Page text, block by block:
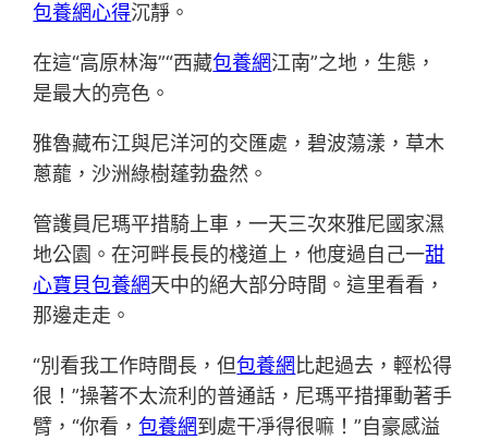
包養網心得沉靜。
在這“高原林海”“西藏包養網江南”之地，生態，
是最大的亮色。
雅魯藏布江與尼洋河的交匯處，碧波蕩漾，草木
蔥蘢，沙洲綠樹蓬勃盎然。
管護員尼瑪平措騎上車，一天三次來雅尼國家濕
地公園。在河畔長長的棧道上，他度過自己一甜
心寶貝包養網天中的絕大部分時間。這里看看，
那邊走走。
“別看我工作時間長，但包養網比起過去，輕松得
很！”操著不太流利的普通話，尼瑪平措揮動著手
臂，“你看，包養網到處干凈得很嘛！”自豪感溢